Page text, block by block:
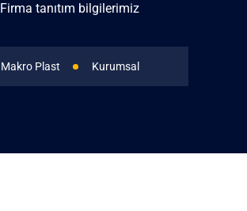
Firma tanıtım bilgilerimiz
Makro Plast Kurumsal